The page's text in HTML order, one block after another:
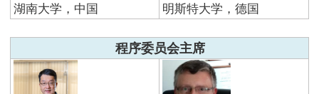
湖南大学，中国
明斯特大学，德国
程序委员会主席